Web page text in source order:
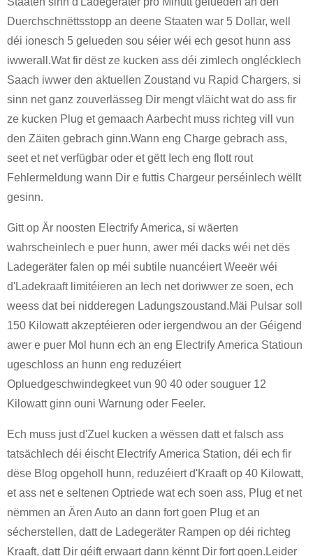
Duerchschnëttsstopp an deene Staaten war 5 Dollar, well
déi ionesch 5 gelueden sou séier wéi ech gesot hunn ass
iwwerall.Wat fir dëst ze kucken ass déi zimlech onglécklech
Saach iwwer den aktuellen Zoustand vu Rapid Chargers, si
sinn net ganz zouverlässeg Dir mengt vläicht wat do ass fir
ze kucken Plug et gemaach Aarbecht muss richteg vill vun
den Zäiten gebrach ginn.Wann eng Charge gebrach ass,
seet et net verfügbar oder et gëtt Iech eng flott rout
Fehlermeldung wann Dir e futtis Chargeur perséinlech wëllt
gesinn.
Gitt op Är noosten Electrify America, si wäerten
wahrscheinlech e puer hunn, awer méi dacks wéi net dës
Ladegeräter falen op méi subtile nuancéiert Weeër wéi
d'Ladekraaft limitéieren an Iech net doriwwer ze soen, ech
weess dat bei nidderegen Ladungszoustand.Mäi Pulsar soll
150 Kilowatt akzeptéieren oder iergendwou an der Géigend
awer e puer Mol hunn ech an eng Electrify America Statioun
ugeschloss an hunn eng reduzéiert
Opluedgeschwindegkeet vun 90 40 oder souguer 12
Kilowatt ginn ouni Warnung oder Feeler.
Ech muss just d'Zuel kucken a wëssen datt et falsch ass
tatsächlech déi éischt Electrify America Station, déi ech fir
dëse Blog opgeholl hunn, reduzéiert d'Kraaft op 40 Kilowatt,
et ass net e seltenen Optriede wat ech soen ass, Plug et net
nëmmen an Ären Auto an dann fort goen Plug et an
sécherstellen, datt de Ladegeräter Rampen op déi richteg
Kraaft, datt Dir géift erwaart dann kënnt Dir fort goen.Leider